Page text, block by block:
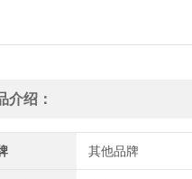
介绍：
其他品牌